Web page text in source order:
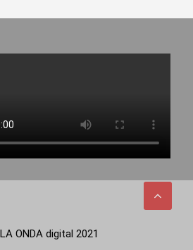
ONDA digital 2021